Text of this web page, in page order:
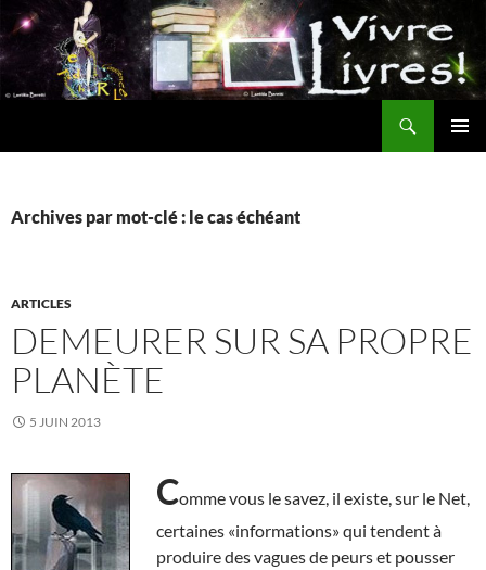
Aller
au
contenu
Archives par mot-clé : le cas échéant
ARTICLES
DEMEURER SUR SA PROPRE
PLANÈTE
5 JUIN 2013
Comme vous le savez, il existe, sur le Net,
certaines «informations» qui tendent à
produire des vagues de peurs et pousser